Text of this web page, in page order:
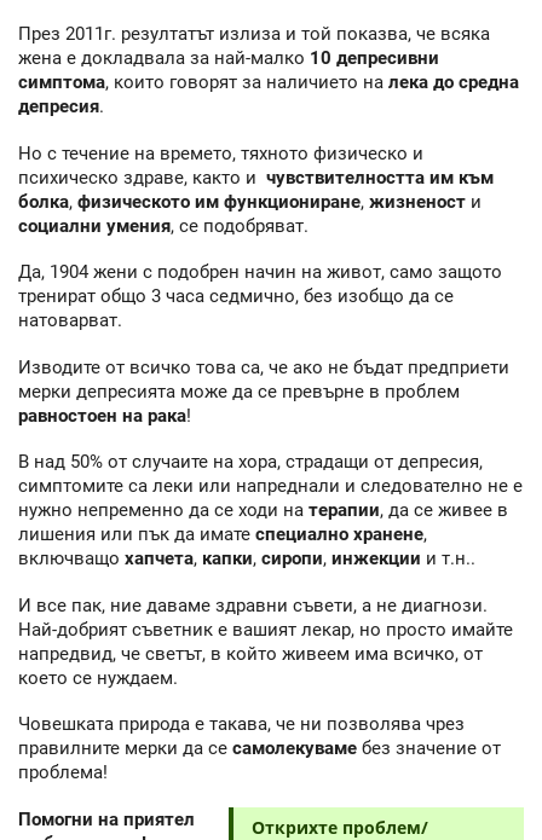
През 2011г. резултатът излиза и той показва, че всяка
жена е докладвала за най-малко 10 депресивни
симптома, които говорят за наличието на лека до средна
депресия.
Но с течение на времето, тяхното физическо и
психическо здраве, както и чувствителността им към
болка, физическото им функциониране, жизненост и
социални умения, се подобряват.
Да, 1904 жени с подобрен начин на живот, само защото
тренират общо 3 часа седмично, без изобщо да се
натоварват.
Изводите от всичко това са, че ако не бъдат предприети
мерки депресията може да се превърне в проблем
равностоен на рака!
В над 50% от случаите на хора, страдащи от депресия,
симптомите са леки или напреднали и следователно не е
нужно непременно да се ходи на терапии, да се живее в
лишения или пък да имате специално хранене,
включващо хапчета, капки, сиропи, инжекции и т.н..
И все пак, ние даваме здравни съвети, а не диагнози.
Най-добрият съветник е вашият лекар, но просто имайте
напредвид, че светът, в който живеем има всичко, от
което се нуждаем.
Човешката природа е такава, че ни позволява чрез
правилните мерки да се самолекуваме без значение от
проблема!
Помогни на приятел
Открихте проблем/